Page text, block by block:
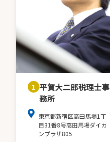
1 平賀大二郎税理士事
務所
東京都新宿区高田馬場1丁
目31番8号高田馬場ダイカ
ンプラザ805